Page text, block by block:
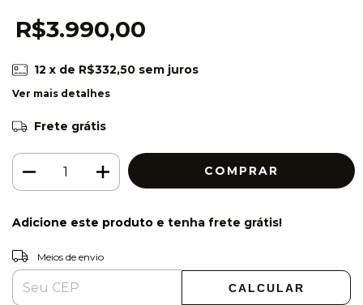
R$3.990,00
12 x de R$332,50 sem juros
Ver mais detalhes
Frete grátis
Adicione este produto e tenha frete grátis!
Entregas para o CEP:
Meios de envio
CALCULAR